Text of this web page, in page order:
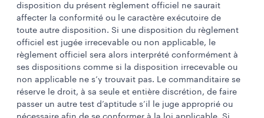
disposition du présent règlement officiel ne saurait
affecter la conformité ou le caractère exécutoire de
toute autre disposition. Si une disposition du règlement
officiel est jugée irrecevable ou non applicable, le
règlement officiel sera alors interprété conformément à
ses dispositions comme si la disposition irrecevable ou
non applicable ne s’y trouvait pas. Le commanditaire se
réserve le droit, à sa seule et entière discrétion, de faire
passer un autre test d’aptitude s’il le juge approprié ou